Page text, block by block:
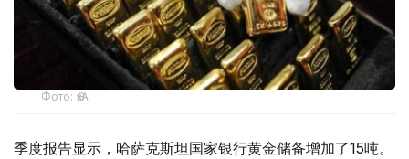
Фото: ӨзА
季度报告显示，哈萨克斯坦国家银行黄金储备增加了15吨。